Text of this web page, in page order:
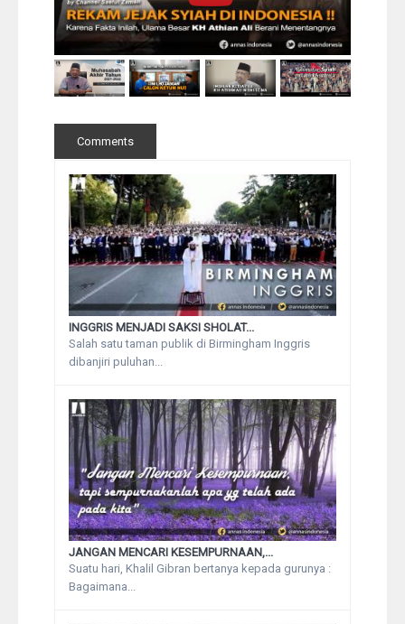
Comments
INGGRIS MENJADI SAKSI SHOLAT...
Salah satu taman publik di Birmingham Inggris
dibanjiri puluhan...
JANGAN MENCARI KESEMPURNAAN,...
Suatu hari, Khalil Gibran bertanya kepada gurunya :
Bagaimana...